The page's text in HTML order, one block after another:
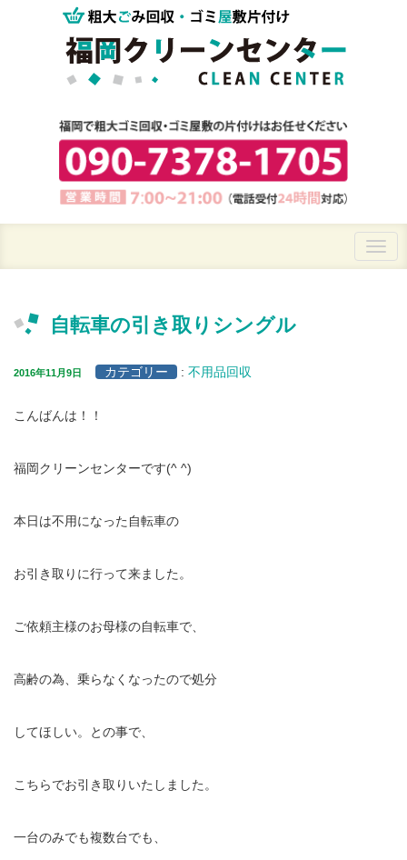
自転車の引き取りシングル
2016年11月9日 カテゴリー : 不用品回収
こんばんは！！
福岡クリーンセンターです(^ ^)
本日は不用になった自転車の
お引き取りに行って来ました。
ご依頼主様のお母様の自転車で、
高齢の為、乗らなくなったので処分
してほしい。との事で、
こちらでお引き取りいたしました。
一台のみでも複数台でも、